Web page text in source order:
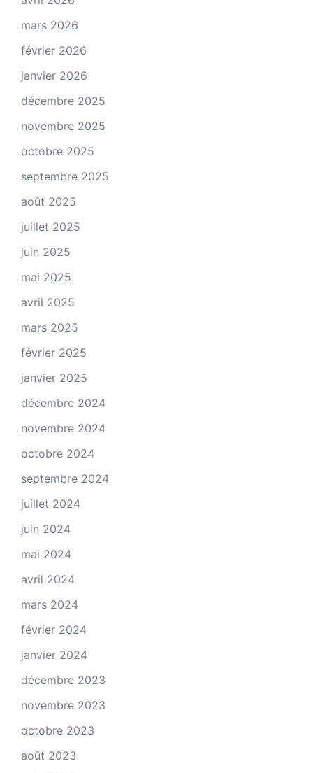
mars 2026
février 2026
janvier 2026
décembre 2025
novembre 2025
octobre 2025
septembre 2025
août 2025
juillet 2025
juin 2025
mai 2025
avril 2025
mars 2025
février 2025
janvier 2025
décembre 2024
novembre 2024
octobre 2024
septembre 2024
juillet 2024
juin 2024
mai 2024
avril 2024
mars 2024
février 2024
janvier 2024
décembre 2023
novembre 2023
octobre 2023
août 2023